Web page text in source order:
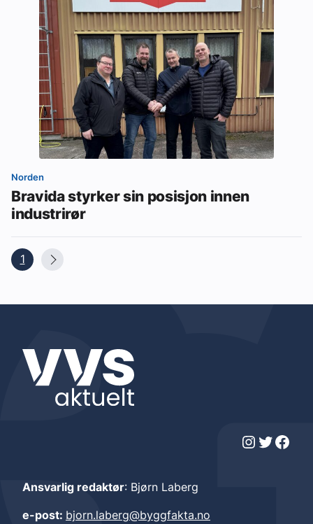
Norden
Bravida styrker sin posisjon innen
industrirør
1
Instagram Twitter Facebook
Ansvarlig redaktør: Bjørn Laberg
e-post: bjorn.laberg@byggfakta.no